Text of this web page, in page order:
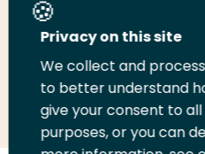
Deel deze pagina
DeelDeel
op
Deel
op
Email
deze
Privacy on this site
We collect and
to better understand
give your consent to
purposes, or you can